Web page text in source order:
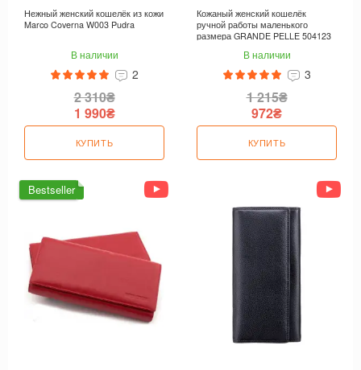
Нежный женский кошелёк из кожи
Marco Coverna W003 Pudra
В наличии
2
2 310₴
1 990₴
КУПИТЬ
Кожаный женский кошелёк
ручной работы маленького
размера GRANDE PELLE 504123
В наличии
3
1 215₴
972₴
КУПИТЬ
Bestseller